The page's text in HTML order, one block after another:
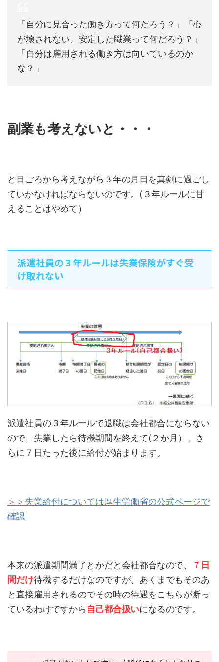
「自分に見合った働き方って何だろう？」「心
が壊されない、安定した職業って何だろう？」
「自分は雇用される働き方は向いているのか
な？」
副業も考えないと・・・
と日ごろから考えながら３年の月日を真剣に過ごし
ていかなければならないのです。(３年ルールに甘
えることはやめて）
派遣社員の３年ルールは失業保険がすぐ受
け取れない
派遣社員の３年ルールで退職は会社都合にならない
ので、失業したら待機期間を終えて(２か月）、さ
らに７日たった後に給付が始まります。
＞＞失業給付については厚生労働省の公式ページで
確認
本来の派遣期間満了とかだと会社都合なので、
７日
間だけ待機するだけなのですが、あくまでもそのあ
と直接雇用されるのでその時の待遇をこちらが断っ
ているわけですから 自己都合扱いになるのです。